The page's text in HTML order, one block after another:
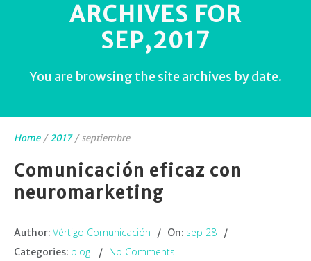
ARCHIVES FOR
SEP,2017
You are browsing the site archives by date.
Home /2017 /septiembre
Comunicación eficaz con
neuromarketing
Author: Vértigo Comunicación On: sep 28
Categories: blog No Comments